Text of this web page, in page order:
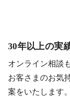
30年以上の実
オンライン相談
お客さまのお気
案をいたします。